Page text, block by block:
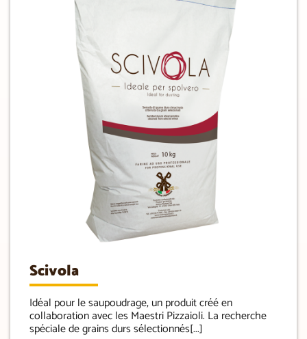
Scivola
Idéal pour le saupoudrage, un produit créé en
collaboration avec les Maestri Pizzaioli. La recherche
spéciale de grains durs sélectionnés[...]